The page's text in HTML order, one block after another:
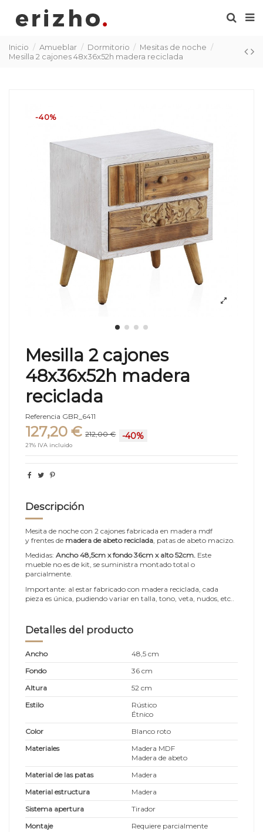
Inicio Amueblar Dormitorio
Mesitas de noche
Mesilla 2 cajones 48x36x52h madera reciclada
-40%
Mesilla 2 cajones
48x36x52h madera
reciclada
Referencia GBR_6411
127,20 € 212,00 € -40%
21% IVA incluido
Descripción
Mesita de noche con 2 cajones fabricada en madera mdf
y frentes de madera de abeto reciclada , patas de abeto macizo.
Medidas: Ancho 48,5cm x fondo 36cm x alto 52cm. Este
mueble no es de kit, se suministra montado total o
parcialmente.
Importante: al estar fabricado con madera reciclada, cada
pieza es única, pudiendo variar en talla, tono, veta, nudos, etc..
Detalles del producto
Ancho
48,5 cm
Fondo
36 cm
Altura
52 cm
Estilo
Rústico
Étnico
Color
Blanco roto
Materiales
Madera MDF
Madera de abeto
Material de las patas
Madera
Material estructura
Madera
Sistema apertura
Tirador
Montaje
Requiere parcialmente